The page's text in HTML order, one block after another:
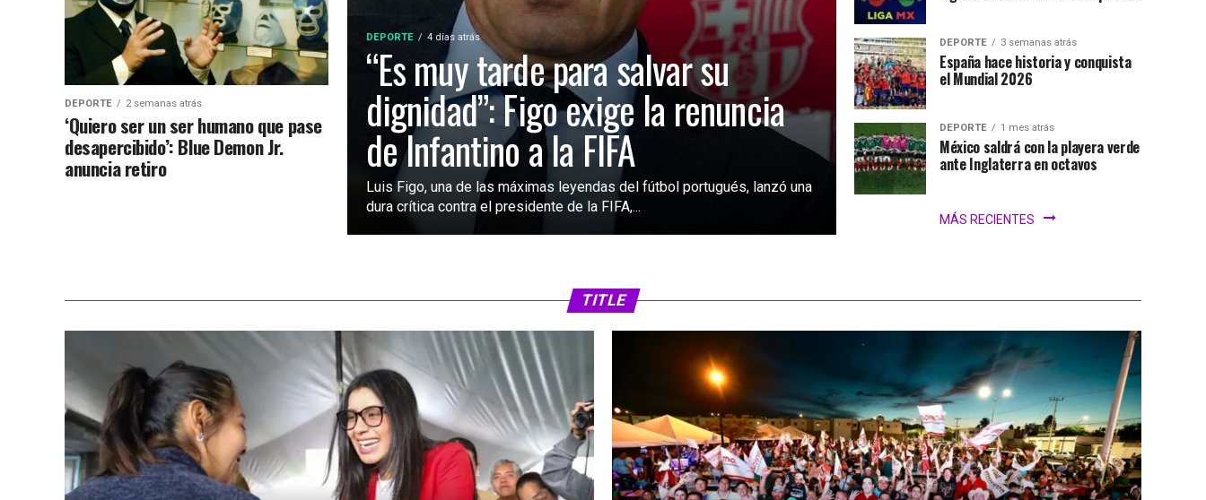
DEPORTE 4 días atrás
“Es muy tarde para salvar su
dignidad”: Figo exige la renuncia
de Infantino a la FIFA
Luis Figo, una de las máximas leyendas del fútbol portugués, lanzó una
dura crítica contra el presidente de la FIFA,...
DEPORTE 2 semanas atrás
‘Quiero ser un ser humano que pase
desapercibido’: Blue Demon Jr.
anuncia retiro
DEPORTE 3 semanas atrás
España hace historia y conquista
el Mundial 2026
DEPORTE 1 mes atrás
México saldrá con la playera verde
ante Inglaterra en octavos
MÁS RECIENTES
TITLE